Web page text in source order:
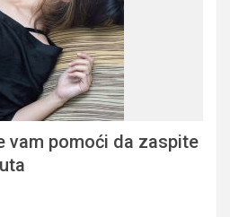
vam pomoći da zaspite